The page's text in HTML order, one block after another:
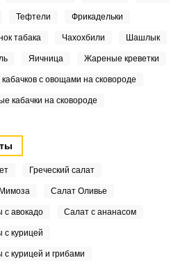
Тефтели Фрикадельки
табака Чахохбили Шашлык
Яичница Жареные креветки
кабачков с овощами на сковороде
кабачки на сковороде
Греческий салат
Салат Оливье
с авокадо Салат с ананасом
с курицей
курицей и грибами